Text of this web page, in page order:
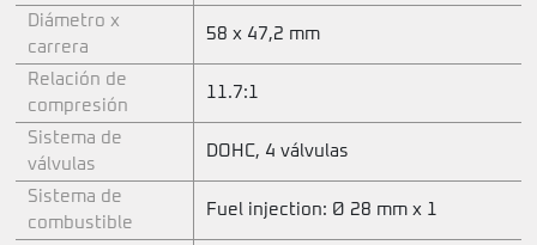
Diámetro x
carrera
58 x 47,2 mm
Relación de
compresión
11.7:1
Sistema de
válvulas
DOHC, 4 válvulas
Sistema de
combustible
Fuel injection: Ø 28 mm x 1